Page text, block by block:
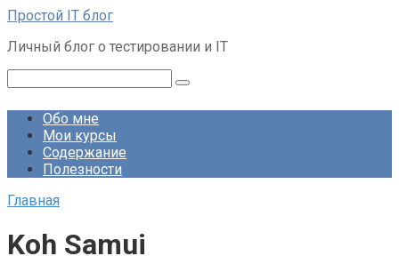
Перейти
контенту
Простой IT блог
Личный блог о тестировании и IT
Обо мне
Мои курсы
Содержание
Полезности
Главная
Koh Samui